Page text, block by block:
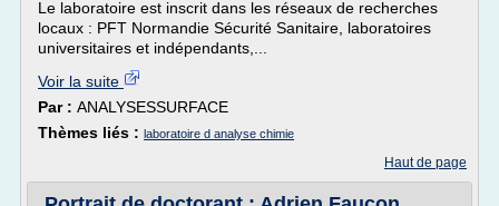
Le laboratoire est inscrit dans les réseaux de recherches
locaux : PFT Normandie Sécurité Sanitaire, laboratoires
universitaires et indépendants,...
Voir la suite
Par : ANALYSESSURFACE
Thèmes liés : laboratoire d analyse chimie
Haut de page